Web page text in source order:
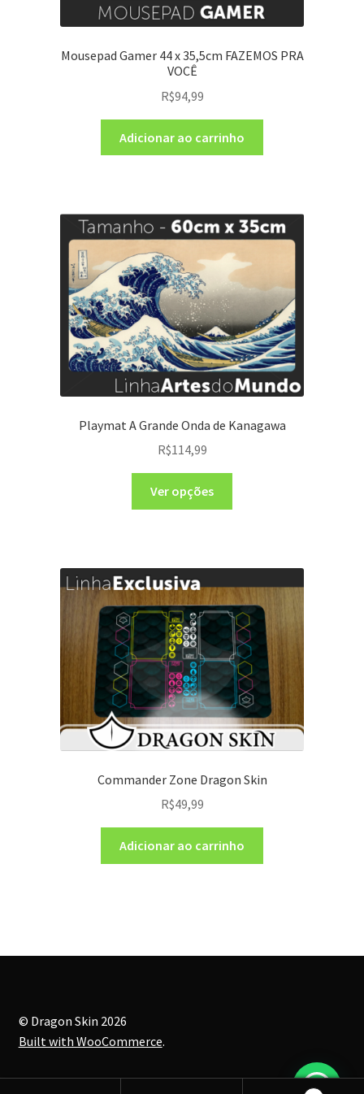
Mousepad Gamer 44 x 35,5cm FAZEMOS PRA
VOCÊ
R$94,99
Adicionar ao carrinho
Playmat A Grande Onda de Kanagawa
R$114,99
Ver opções
Commander Zone Dragon Skin
R$49,99
Adicionar ao carrinho
© Dragon Skin 2026
Built with WooCommerce.